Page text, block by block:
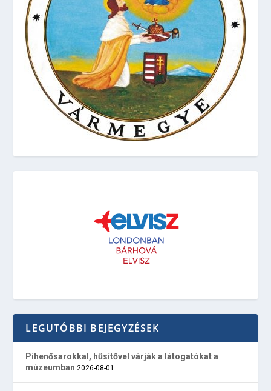
LEGUTÓBBI BEJEGYZÉSEK
Pihenősarokkal, hűsítővel várják a látogatókat a
múzeumban 2026-08-01